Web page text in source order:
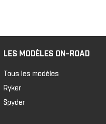
LES MODÈLES ON-ROAD
Tous les modèles
Ryker
Spyder